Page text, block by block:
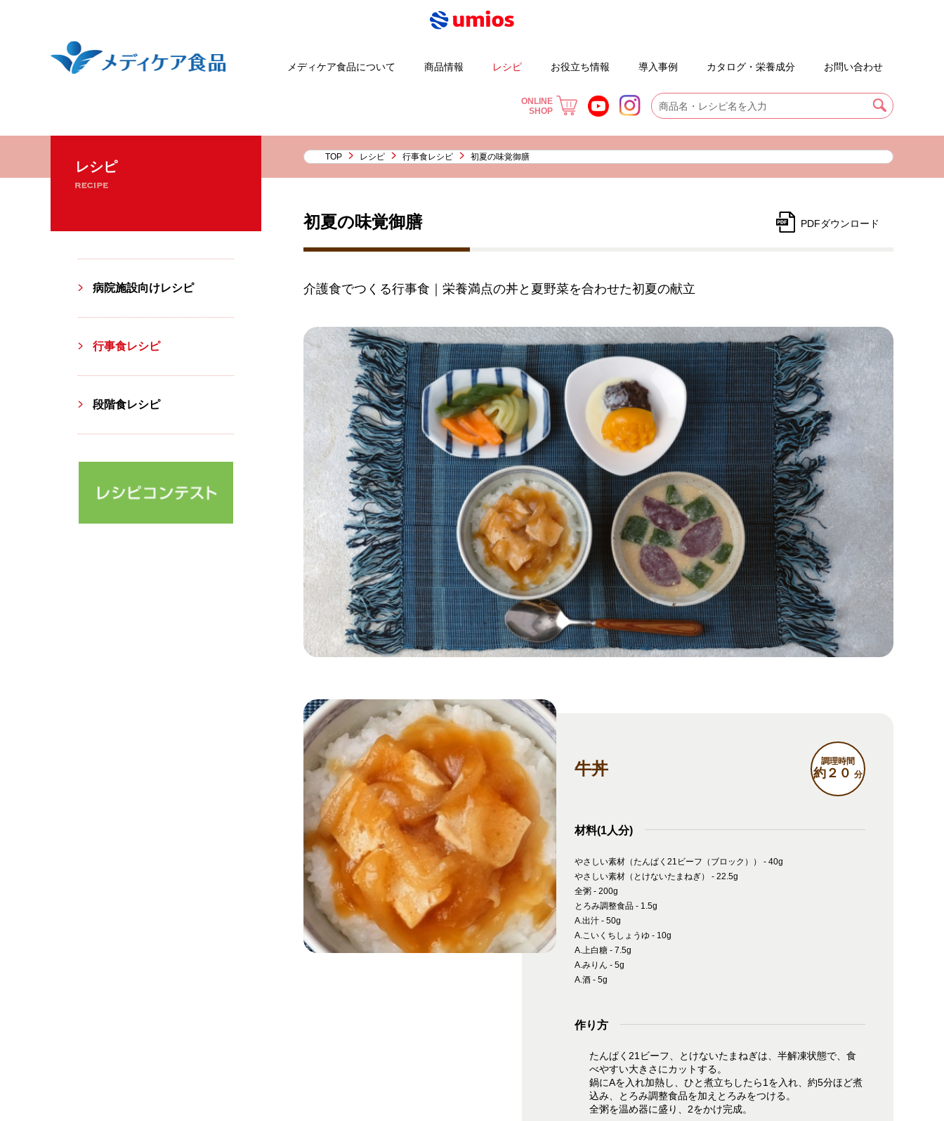
メディケア食品について 商品情報
New素材deソフト ひとさじのチカラ みんなの献立 やさしいおかずセット やさしい素材
レシピ
病院施設向けレシピ 段階食レシピ
お役立ち情報
摂食嚥下 実践ラボ お知らせ コラム 病院施設向け
導入事例 カタログ・栄養成分
原産地情報 お役立ち冊子 | 献立のご提案
お問い合わせ
お問い合わせ カタログ依頼 よくあるご質問
ONLINE
SHOP
TOP レシピ 行事食レシピ 初夏の味覚御膳
レシピ
病院施設向けレシピ
行事食レシピ
段階食レシピ
初夏の味覚御膳 PDFダウンロード
介護食でつくる行事食｜栄養満点の丼と夏野菜を合わせた初夏の献立
牛丼 調理時間
約２０ 分
材料(1人分)
やさしい素材（たんぱく21ビーフ（ブロック）） - 40g
やさしい素材（とけないたまねぎ） - 22.5g
全粥 - 200g
とろみ調整食品 - 1.5g
A.出汁 - 50g
A.こいくちしょうゆ - 10g
A.上白糖 - 7.5g
A.みりん - 5g
A.酒 - 5g
作り方
たんぱく21ビーフ、とけないたまねぎは、半解凍状態で、食
べやすい大きさにカットする。
鍋にAを入れ加熱し、ひと煮立ちしたら1を入れ、約5分ほど煮
込み、とろみ調整食品を加えとろみをつける。
全粥を温め器に盛り、2をかけ完成。